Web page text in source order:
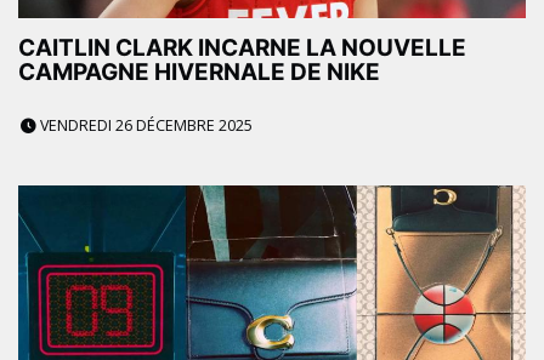
CAITLIN CLARK INCARNE LA NOUVELLE
CAMPAGNE HIVERNALE DE NIKE
VENDREDI 26 DÉCEMBRE 2025